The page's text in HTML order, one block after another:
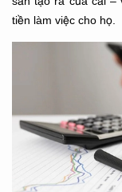
tiền làm việc cho họ.